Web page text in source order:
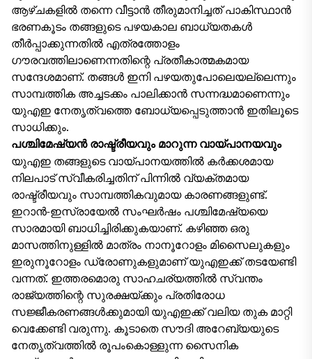
ആഴ്ചകളിൽ തന്നെ വീട്ടാൻ തീരുമാനിച്ചത് പാകിസ്ഥാൻ
ഭരണകൂടം തങ്ങളുടെ പഴയകാല ബാധ്യതകൾ
തീർപ്പാക്കുന്നതിൽ എത്രത്തോളം
ഗൗരവത്തിലാണെന്നതിന്റെ പ്രതീകാത്മകമായ
സന്ദേശമാണ്. തങ്ങൾ ഇനി പഴയതുപോലെയല്ലെന്നും
സാമ്പത്തിക അച്ചടക്കം പാലിക്കാൻ സന്നദ്ധമാണെന്നും
യുഎഇ നേതൃത്വത്തെ ബോധ്യപ്പെടുത്താൻ ഇതിലൂടെ
സാധിക്കും.
പശ്ചിമേഷ്യൻ രാഷ്ട്രീയവും മാറുന്ന വായ്പാനയവും
യുഎഇ തങ്ങളുടെ വായ്പാനയത്തിൽ കർക്കശമായ
നിലപാട് സ്വീകരിച്ചതിന് പിന്നിൽ വ്യക്തമായ
രാഷ്ട്രീയവും സാമ്പത്തികവുമായ കാരണങ്ങളുണ്ട്.
ഇറാൻ-ഇസ്രായേൽ സംഘർഷം പശ്ചിമേഷ്യയെ
സാരമായി ബാധിച്ചിരിക്കുകയാണ്. കഴിഞ്ഞ ഒരു
മാസത്തിനുള്ളിൽ മാത്രം നാനൂറോളം മിസൈലുകളും
ഇരുനൂറോളം ഡ്രോണുകളുമാണ് യുഎഇക്ക് തടയേണ്ടി
വന്നത്. ഇത്തരമൊരു സാഹചര്യത്തിൽ സ്വന്തം
രാജ്യത്തിന്റെ സുരക്ഷയ്ക്കും പ്രതിരോധ
സജ്ജീകരണങ്ങൾക്കുമായി യുഎഇക്ക് വലിയ തുക മാറ്റി
വെക്കേണ്ടി വരുന്നു. കൂടാതെ സൗദി അറേബ്യയുടെ
നേതൃത്വത്തിൽ രൂപംകൊള്ളുന്ന സൈനിക